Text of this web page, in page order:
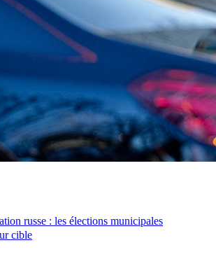
russe : les élections municipales
cible